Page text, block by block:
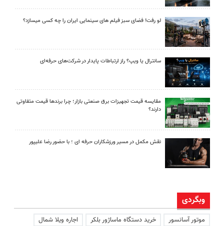
لو رفت! فضای سبز فیلم های سینمایی ایران را چه کسی میسازد؟
سانترال یا ویپ؟ راز ارتباطات پایدار در شرکت‌های حرفه‌ای
مقایسه قیمت تجهیزات برق صنعتی بازار؛ چرا برندها قیمت متفاوتی
دارند؟
نقش مکمل در مسیر ورزشکاران حرفه ای ؛ با حضور رضا علیپور
وبگردی
موتور آسانسور خرید دستگاه ماساژور بلکر
اجاره ویلا شمال